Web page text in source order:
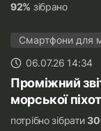
92% зібрано
Смартфони для
06.07.26 14:34
Проміжний
морської
потрібно зібрати